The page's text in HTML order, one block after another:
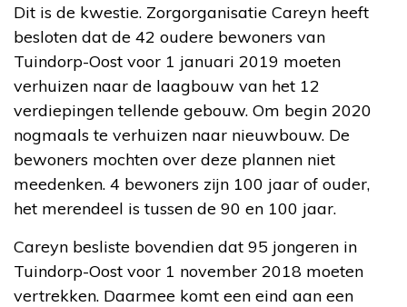
Dit is de kwestie. Zorgorganisatie Careyn heeft
besloten dat de 42 oudere bewoners van
Tuindorp-Oost voor 1 januari 2019 moeten
verhuizen naar de laagbouw van het 12
verdiepingen tellende gebouw. Om begin 2020
nogmaals te verhuizen naar nieuwbouw. De
bewoners mochten over deze plannen niet
meedenken. 4 bewoners zijn 100 jaar of ouder,
het merendeel is tussen de 90 en 100 jaar.
Careyn besliste bovendien dat 95 jongeren in
Tuindorp-Oost voor 1 november 2018 moeten
vertrekken. Daarmee komt een eind aan een